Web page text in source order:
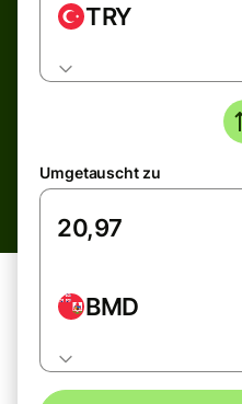
TRY
Umgetauscht zu
BMD